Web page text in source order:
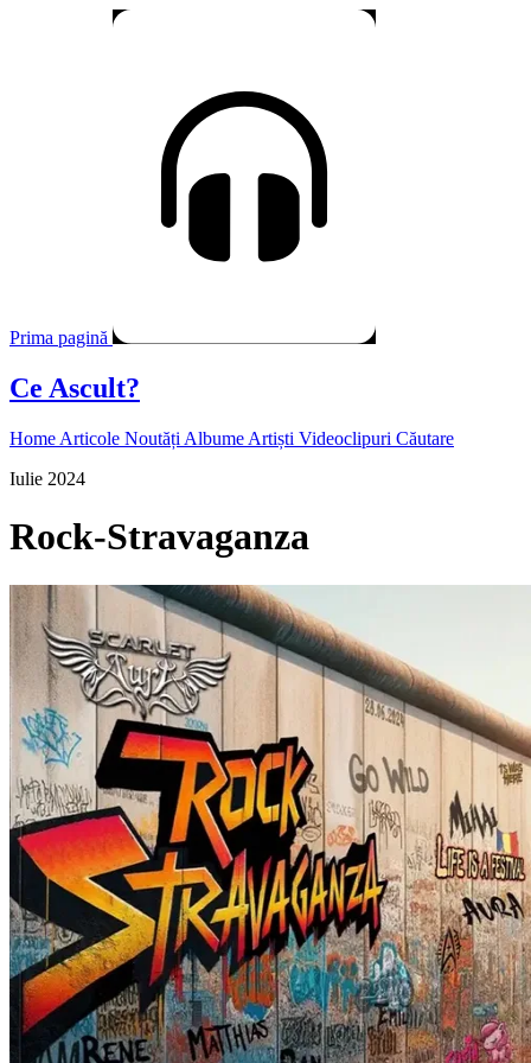
Prima pagină
Ce Ascult?
Home Articole Noutăți Albume Artiști Videoclipuri Căutare
Iulie 2024
Rock-Stravaganza
Pagina externă
Pagina externă
Pagina externă
Pagina externă
Pagina externă
SAScarlet Aura
Videoclipuri